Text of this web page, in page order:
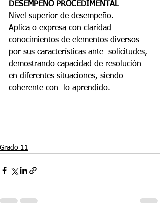
DESEMPEÑO PROCEDIMENTAL
Nivel superior de desempeño.
Aplica o expresa con claridad
conocimientos de elementos diversos
por sus características ante  solicitudes,
demostrando capacidad de resolución
en diferentes situaciones, siendo
coherente con  lo aprendido.
Grado 11